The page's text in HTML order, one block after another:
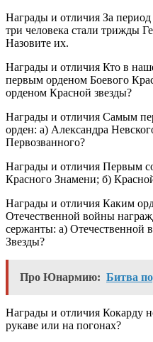
Награды и отличия За
три человека стали трижды
Назовите их.
Награды и отличия Кто в
первым орденом Боевого
орденом Красной звезды?
Награды и отличия Самым
орден: а) Александра
Первозванного?
Награды и отличия Первым
Красного Знамени; б)
Награды и отличия Каким
Отечественной войны
сержанты: а)
Звезды?
Про Юнармию: Битва
Награды и отличия Кокарду
рукаве или на погонах?